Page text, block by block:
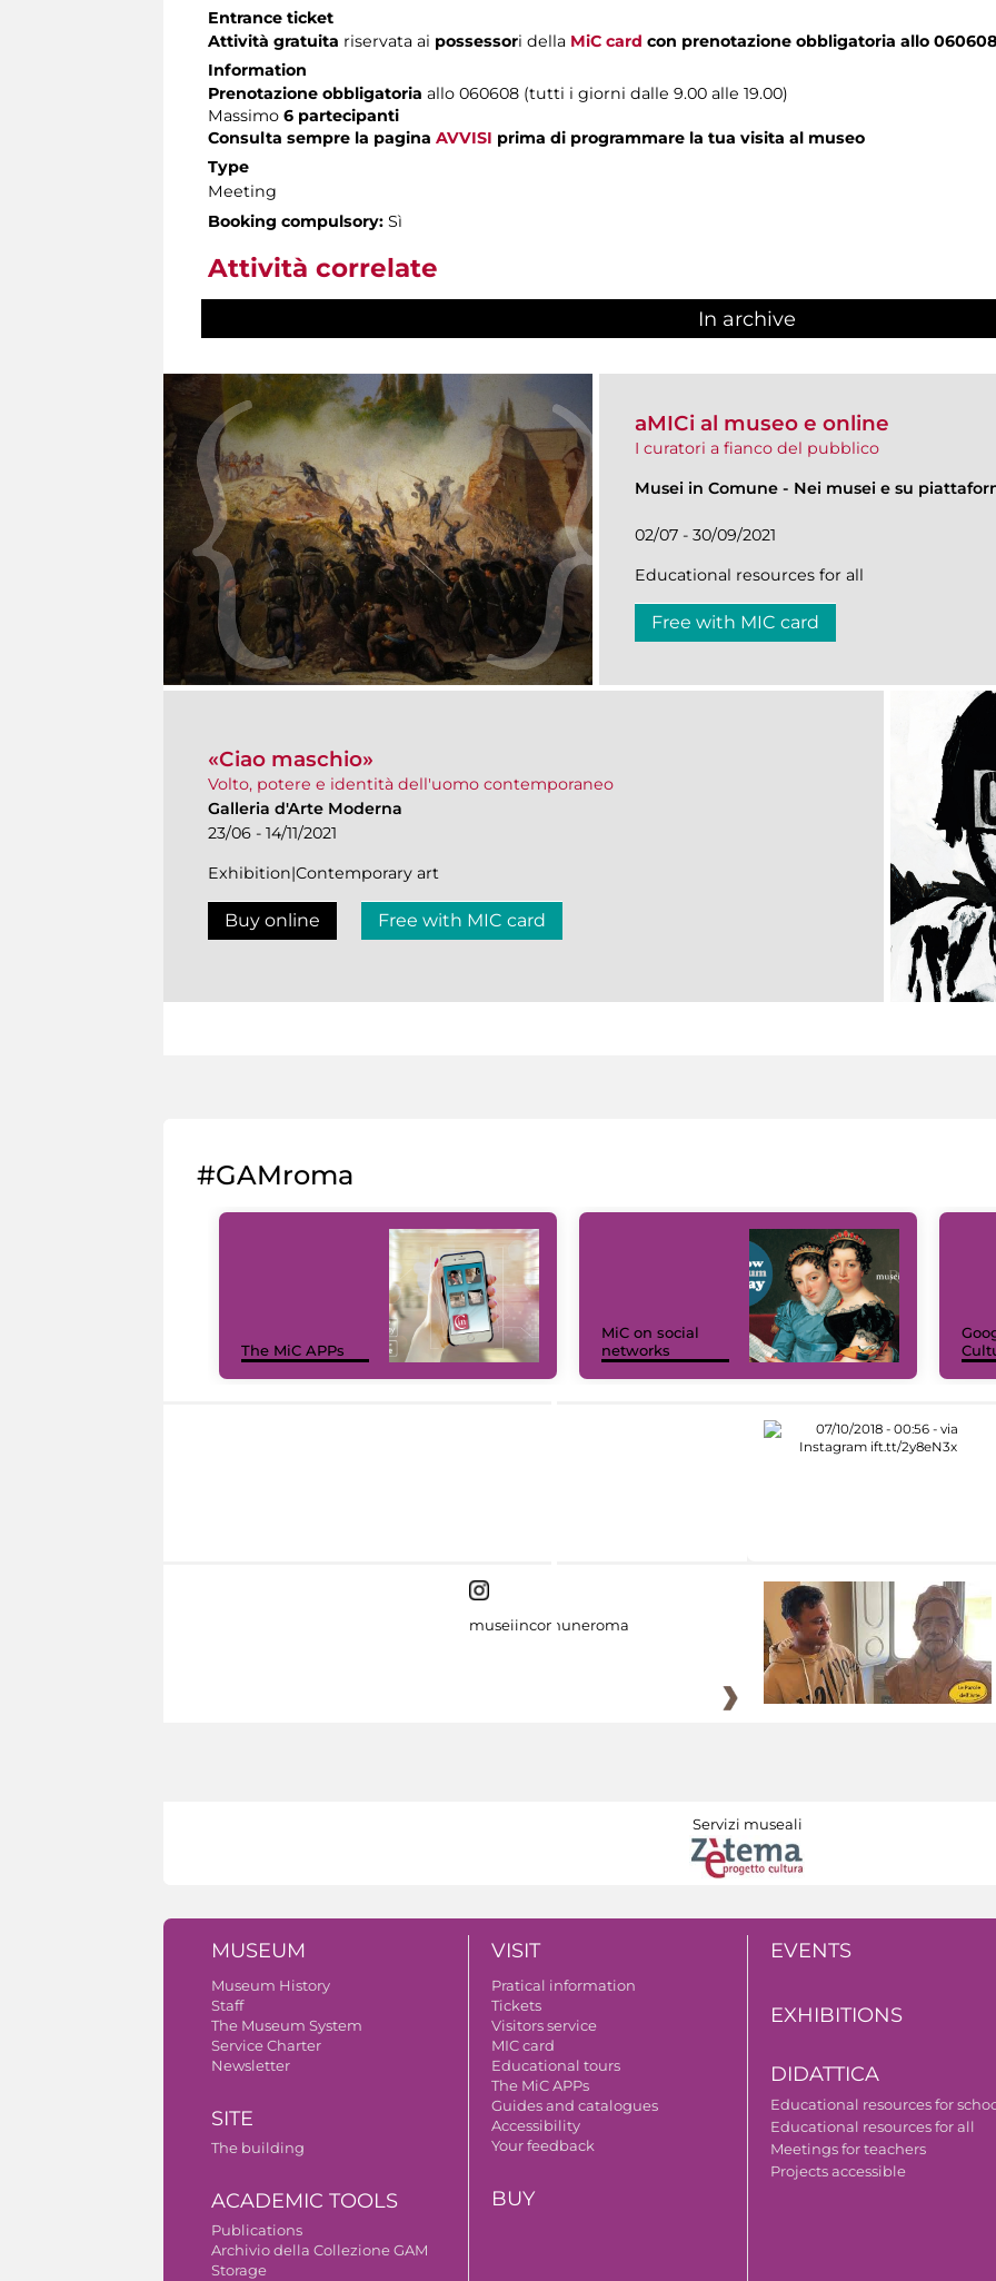
Entrance ticket
Attività gratuita riservata ai possessori della MiC card con prenotazione obbligatoria allo 060608
Information
Prenotazione obbligatoria allo 060608 (tutti i giorni dalle 9.00 alle 19.00)
Massimo 6 partecipanti
Consulta sempre la pagina AVVISI prima di programmare la tua visita al museo
Type
Meeting
Booking compulsory: Sì
Attività correlate
In archive
aMICi al museo e online
I curatori a fianco del pubblico
Musei in Comune - Nei musei e su
02/07 - 30/09/2021
Educational resources for all
Free with MIC card
«Ciao maschio»
Volto, potere e identità dell'uomo contemporaneo
Galleria d'Arte Moderna
23/06 - 14/11/2021
Exhibition|Contemporary art
Buy online Free with MIC card
#GAMroma
The MiC APPs
MiC on social
networks
museiincomuneroma
Servizi museali
MUSEUM
Museum History
Staff
The Museum System
Service Charter
Newsletter
SITE
The building
ACADEMIC TOOLS
Publications
Archivio della Collezione GAM
Storage
VISIT
Pratical information
Tickets
Visitors service
MIC card
Educational tours
The MiC APPs
Guides and catalogues
Accessibility
Your feedback
BUY
EVENTS
EXHIBITIONS
DIDATTICA
Educational resources for
Educational resources for all
Meetings for teachers
Projects accessible